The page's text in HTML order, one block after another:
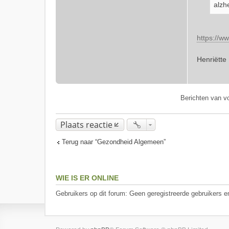
https://
Henriëtte
Berichten van
Plaats reactie
Terug naar “Gezondheid Algemeen”
WIE IS ER ONLINE
Gebruikers op dit forum: Geen geregistreerde gebruikers